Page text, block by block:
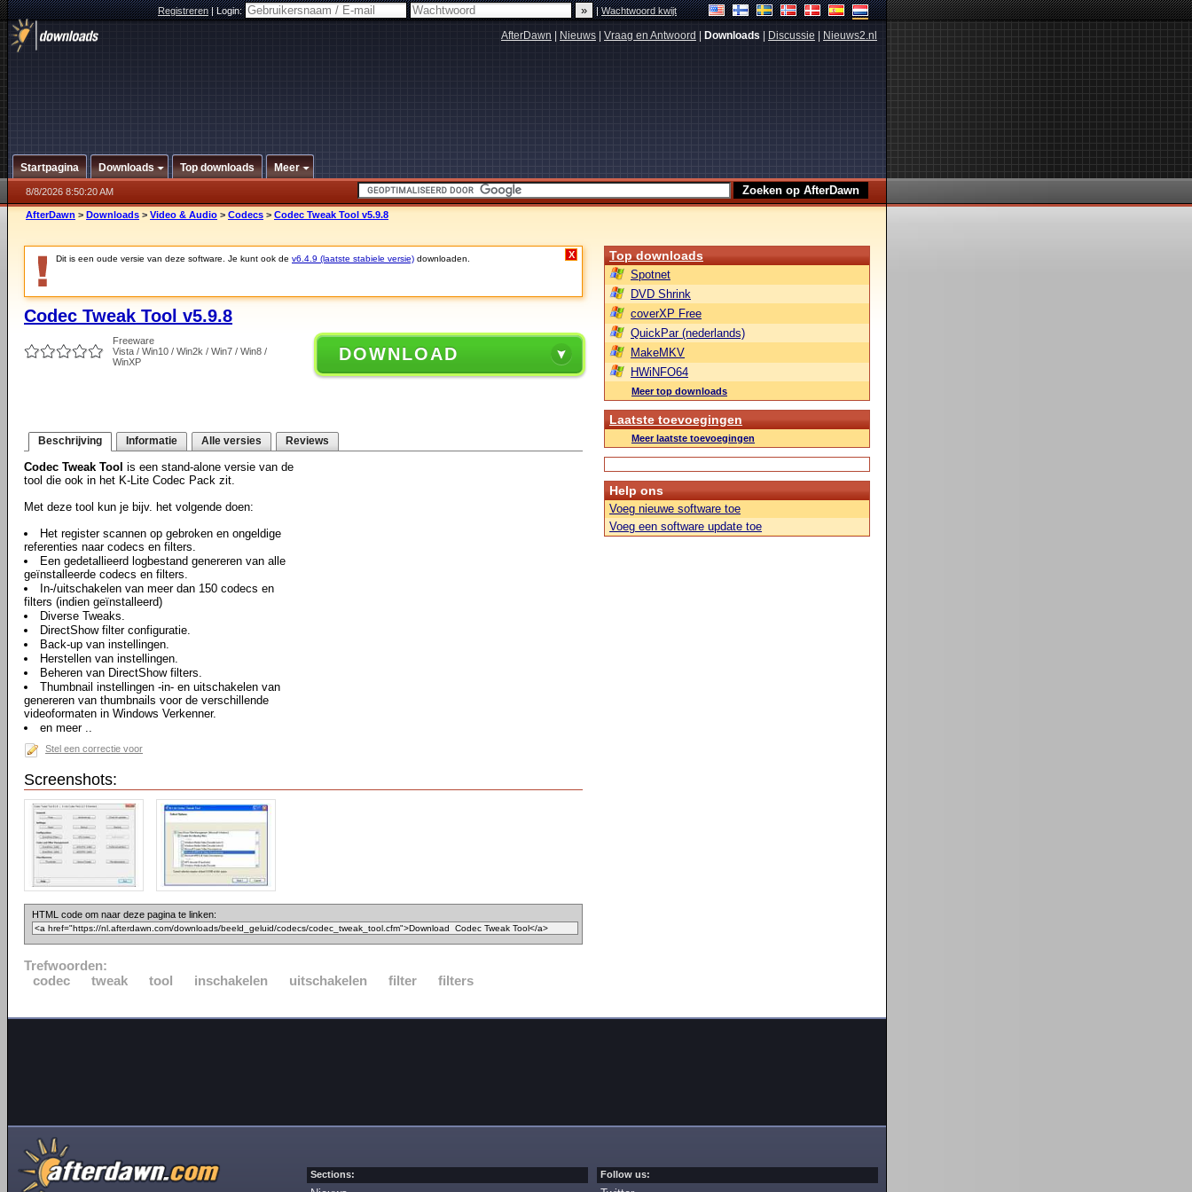
Registreren|Login: |Wachtwoord kwijt
AfterDawn Nieuws Vraag en Antwoord Downloads Discussie Nieuws2.nl
Startpagina Downloads Top downloads Meer
8/8/2026 8:50:20 AM
AfterDawn > Downloads > Video & Audio > Codecs > Codec Tweak Tool v5.9.8
Dit is een oude versie van deze software. Je kunt ook de v6.4.9 (laatste stabiele versie) downloaden. X
Codec Tweak Tool v5.9.8
Freeware
Vista / Win10 / Win2k / Win7 / Win8 /
WinXP
DOWNLOAD
Beschrijving Informatie Alle versies Reviews
Codec Tweak Tool is een stand-alone versie van de
tool die ook in het K-Lite Codec Pack zit.
Met deze tool kun je bijv. het volgende doen:
Het register scannen op gebroken en ongeldige
referenties naar codecs en filters.
Een gedetallieerd logbestand genereren van alle
geïnstalleerde codecs en filters.
In-/uitschakelen van meer dan 150 codecs en
filters (indien geïnstalleerd)
Diverse Tweaks.
DirectShow filter configuratie.
Back-up van instellingen.
Herstellen van instellingen.
Beheren van DirectShow filters.
Thumbnail instellingen -in- en uitschakelen van
genereren van thumbnails voor de verschillende
videoformaten in Windows Verkenner.
en meer ..
Stel een correctie voor
Screenshots:
HTML code om naar deze pagina te linken:
Trefwoorden:
codec
tweak tool inschakelen uitschakelen filter filters
Top downloads
Spotnet
DVD Shrink
coverXP Free
QuickPar (nederlands)
MakeMKV
HWiNFO64
Meer top downloads
Laatste toevoegingen
Meer laatste toevoegingen
Help ons
Voeg nieuwe software toe
Voeg een software update toe
Sections: Follow us: